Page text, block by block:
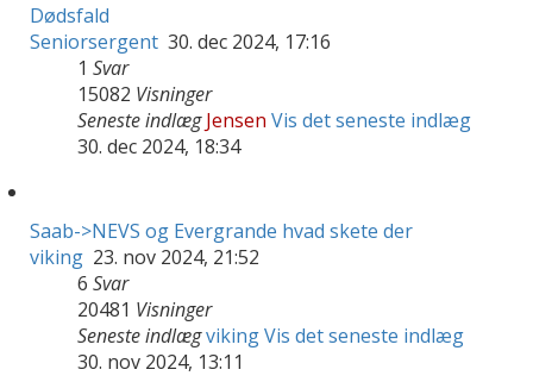
Dødsfald
Seniorsergent 30. dec 2024, 17:16
1 Svar
15082 Visninger
Seneste indlægJensen Vis det seneste indlæg
30. dec 2024, 18:34
Saab->NEVS og Evergrande hvad skete der
viking 23. nov 2024, 21:52
6 Svar
20481 Visninger
Seneste indlægvikingVis det seneste indlæg
30. nov 2024, 13:11